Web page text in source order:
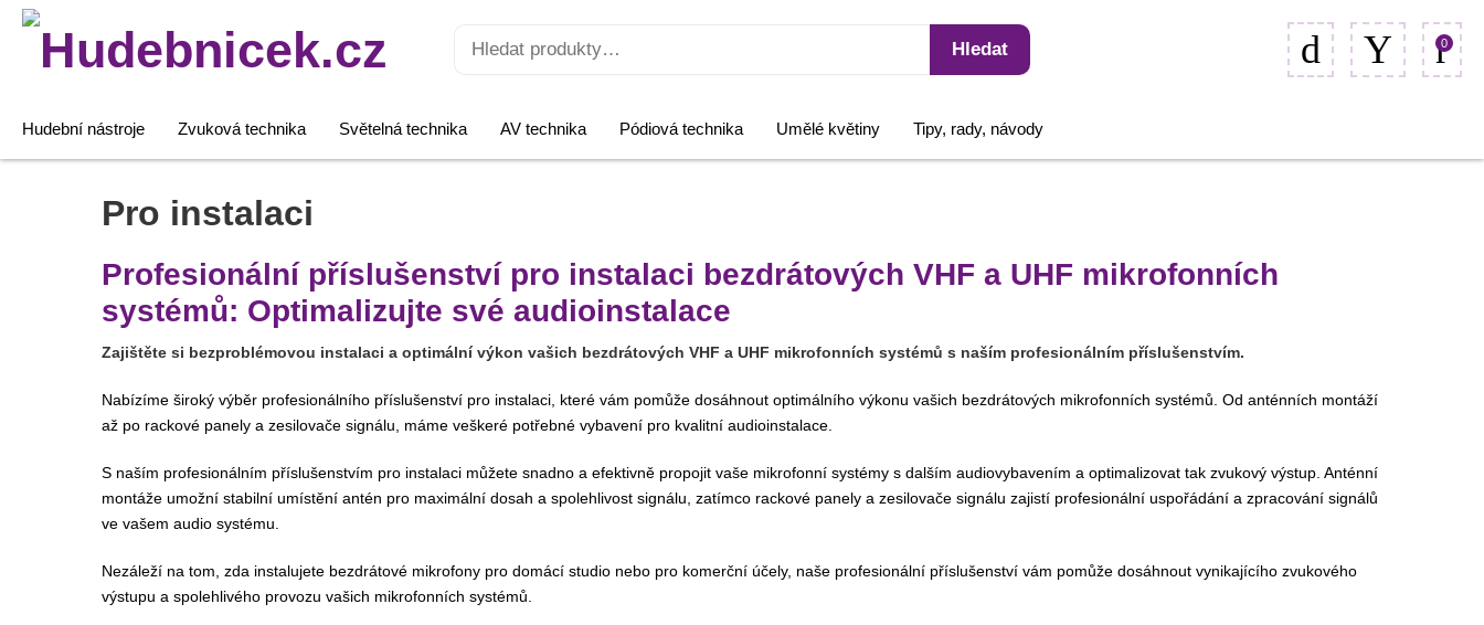
Hledat:
Hledat 0
Hudební nástroje Zvuková technika Světelná technika AV technika Pódiová technika Umělé květiny Tipy, rady, návody
Pro instalaci
Profesionální příslušenství pro instalaci bezdrátových VHF a UHF mikrofonních
systémů: Optimalizujte své audioinstalace
Zajištěte si bezproblémovou instalaci a optimální výkon vašich bezdrátových VHF a UHF mikrofonních systémů s naším profesionálním příslušenstvím.
Nabízíme široký výběr profesionálního příslušenství pro instalaci, které vám pomůže dosáhnout optimálního výkonu vašich bezdrátových mikrofonních systémů. Od anténních montáží
až po rackové panely a zesilovače signálu, máme veškeré potřebné vybavení pro kvalitní audioinstalace.
S naším profesionálním příslušenstvím pro instalaci můžete snadno a efektivně propojit vaše mikrofonní systémy s dalším audiovybavením a optimalizovat tak zvukový výstup. Anténní
montáže umožní stabilní umístění antén pro maximální dosah a spolehlivost signálu, zatímco rackové panely a zesilovače signálu zajistí profesionální uspořádání a zpracování signálů
ve vašem audio systému.
Nezáleží na tom, zda instalujete bezdrátové mikrofony pro domácí studio nebo pro komerční účely, naše profesionální příslušenství vám pomůže dosáhnout vynikajícího zvukového
výstupu a spolehlivého provozu vašich mikrofonních systémů.